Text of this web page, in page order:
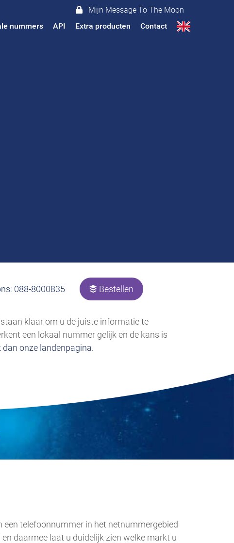
Mijn Message To The Moon
nummers API Extra producten Contact
088-8000835 Bestellen
klaar om u de juiste informatie te
een lokaal nummer gelijk en de kans is
dan onze landenpagina.
telefoonnummer in het netnummergebied
daarmee laat u duidelijk zien welke markt u